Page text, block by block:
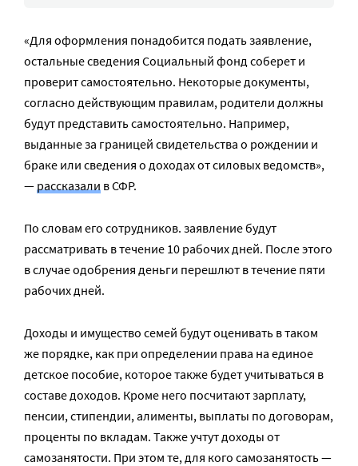
«Для оформления понадобится подать заявление,
остальные сведения Социальный фонд соберет и
проверит самостоятельно. Некоторые документы,
согласно действующим правилам, родители должны
будут представить самостоятельно. Например,
выданные за границей свидетельства о рождении и
браке или сведения о доходах от силовых ведомств»,
— рассказали в СФР.
По словам его сотрудников. заявление будут
рассматривать в течение 10 рабочих дней. После этого
в случае одобрения деньги перешлют в течение пяти
рабочих дней.
Доходы и имущество семей будут оценивать в таком
же порядке, как при определении права на единое
детское пособие, которое также будет учитываться в
составе доходов. Кроме него посчитают зарплату,
пенсии, стипендии, алименты, выплаты по договорам,
проценты по вкладам. Также учтут доходы от
самозанятости. При этом те, для кого самозанятость —